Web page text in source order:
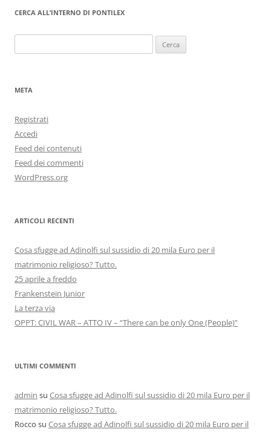
CERCA ALL’INTERNO DI PONTILEX
per:
META
Registrati
Accedi
Feed dei contenuti
Feed dei commenti
WordPress.org
ARTICOLI RECENTI
Cosa sfugge ad Adinolfi sul sussidio di 20 mila Euro per il
matrimonio religioso? Tutto.
25 aprile a freddo
Frankenstein Junior
La terza via
OPPT: CIVIL WAR – ATTO IV – “There can be only One (People)”
ULTIMI COMMENTI
admin su Cosa sfugge ad Adinolfi sul sussidio di 20 mila Euro per il
matrimonio religioso? Tutto.
Rocco su Cosa sfugge ad Adinolfi sul sussidio di 20 mila Euro per il